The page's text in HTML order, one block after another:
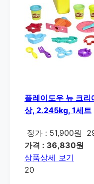
플레이도우 뉴 크
상, 2.245kg, 1세트
정가 : 51,900원
가격 : 36,830원
상품상세 보기
20